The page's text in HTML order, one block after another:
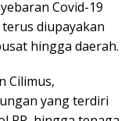
Covid-19
diupayakan
hingga daerah.
Cilimus,
yang terdiri